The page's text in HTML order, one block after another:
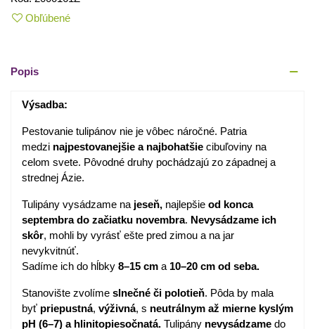
Obľúbené
Popis
Výsadba:
Pestovanie tulipánov nie je vôbec náročné. Patria
medzi najpestovanejšie a najbohatšie cibuľoviny na
celom svete. Pôvodné druhy pochádzajú zo západnej a
strednej Ázie.
Tulipány vysádzame na jeseň, najlepšie od konca
septembra do začiatku novembra. Nevysádzame ich
skôr, mohli by vyrásť ešte pred zimou a na jar
nevykvitnúť.
Sadíme ich do hĺbky 8–15 cm a 10–20 cm od seba.
Stanovište zvolíme slnečné či polotieň. Pôda by mala
byť priepustná, výživná, s neutrálnym až mierne kyslým
pH (6–7) a hlinitopiesočnatá. Tulipány nevysádzame do